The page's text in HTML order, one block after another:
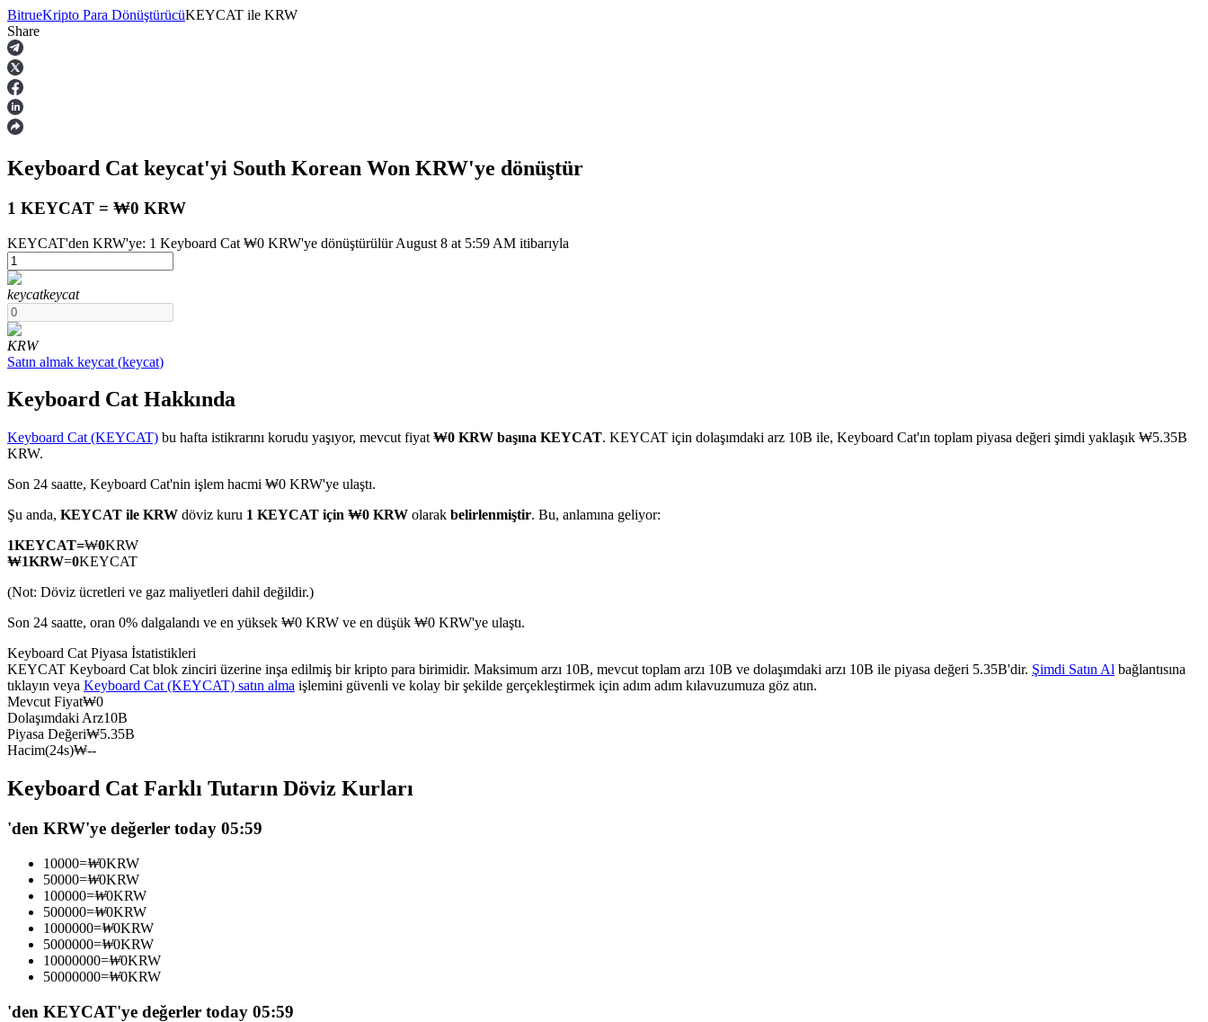
Vadeli İşlemler
USDT Vadeli İşlemleri
Teminat olarak USDT kullanan vadeli işlemler
COIN-M Vadeli İşlemleri
Kripto Para Vadeli İşlemleri
USDC Vadeli İşlemleri
USDC'yi teminat olarak kullanan vadeli işlemler
Kopya Ticaret
BitrueKripto Para DönüştürücüKEYCAT ile KRW
Share
Keyboard Cat keycat'yi South Korean Won KRW'ye dönüştür
1 KEYCAT = ₩0 KRW
KEYCAT'den KRW'ye: 1 Keyboard Cat ₩0 KRW'ye dönüştürülür August 8 at 5:59 AM itibarıyla
keycatkeycat
KRW
Satın almak keycat (keycat)
Keyboard Cat Hakkında
Keyboard Cat (KEYCAT) bu hafta istikrarını korudu yaşıyor, mevcut fiyat ₩0 KRW başına KEYCAT. KEYCAT için dolaşımdaki arz 10B ile, Keyboard Cat'ın toplam piyasa değeri şimdi yaklaşık ₩5.35B
KRW.
Son 24 saatte, Keyboard Cat'nin işlem hacmi ₩0 KRW'ye ulaştı.
Şu anda, KEYCAT ile KRW döviz kuru 1 KEYCAT için ₩0 KRW olarak belirlenmiştir. Bu, anlamına geliyor:
1KEYCAT=₩0KRW
₩1KRW=0KEYCAT
(Not: Döviz ücretleri ve gaz maliyetleri dahil değildir.)
Son 24 saatte, oran 0% dalgalandı ve en yüksek ₩0 KRW ve en düşük ₩0 KRW'ye ulaştı.
Keyboard Cat Piyasa İstatistikleri
KEYCAT Keyboard Cat blok zinciri üzerine inşa edilmiş bir kripto para birimidir. Maksimum arzı 10B, mevcut toplam arzı 10B ve dolaşımdaki arzı 10B ile piyasa değeri 5.35B'dir. Şimdi Satın Al bağlantısına
tıklayın veya Keyboard Cat (KEYCAT) satın alma işlemini güvenli ve kolay bir şekilde gerçekleştirmek için adım adım kılavuzumuza göz atın.
Mevcut Fiyat₩0
Dolaşımdaki Arz10B
Piyasa Değeri₩5.35B
Hacim(24s)₩--
Keyboard Cat Farklı Tutarın Döviz Kurları
'den KRW'ye değerler today 05:59
10000=₩0KRW
50000=₩0KRW
100000=₩0KRW
500000=₩0KRW
1000000=₩0KRW
5000000=₩0KRW
10000000=₩0KRW
50000000=₩0KRW
'den KEYCAT'ye değerler today 05:59